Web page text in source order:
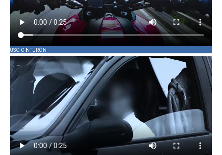
USO CINTURÓN